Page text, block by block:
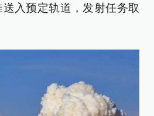
入预定轨道，发射任务取